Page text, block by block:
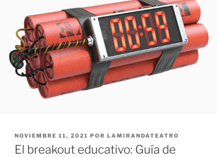
NOVIEMBRE 11, 2021 POR LAMIRANDATEATRO
El breakout educativo: Guía de